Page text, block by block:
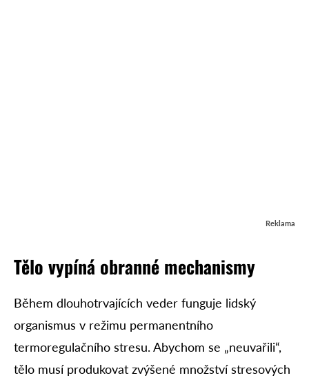
Reklama
Tělo vypíná obranné mechanismy
Během dlouhotrvajících veder funguje lidský
organismus v režimu permanentního
termoregulačního stresu. Abychom se „neuvařili“,
tělo musí produkovat zvýšené množství stresových